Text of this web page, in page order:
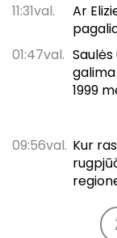
11:31val.
Ar
01:47val.
1999
09:56val. Kur